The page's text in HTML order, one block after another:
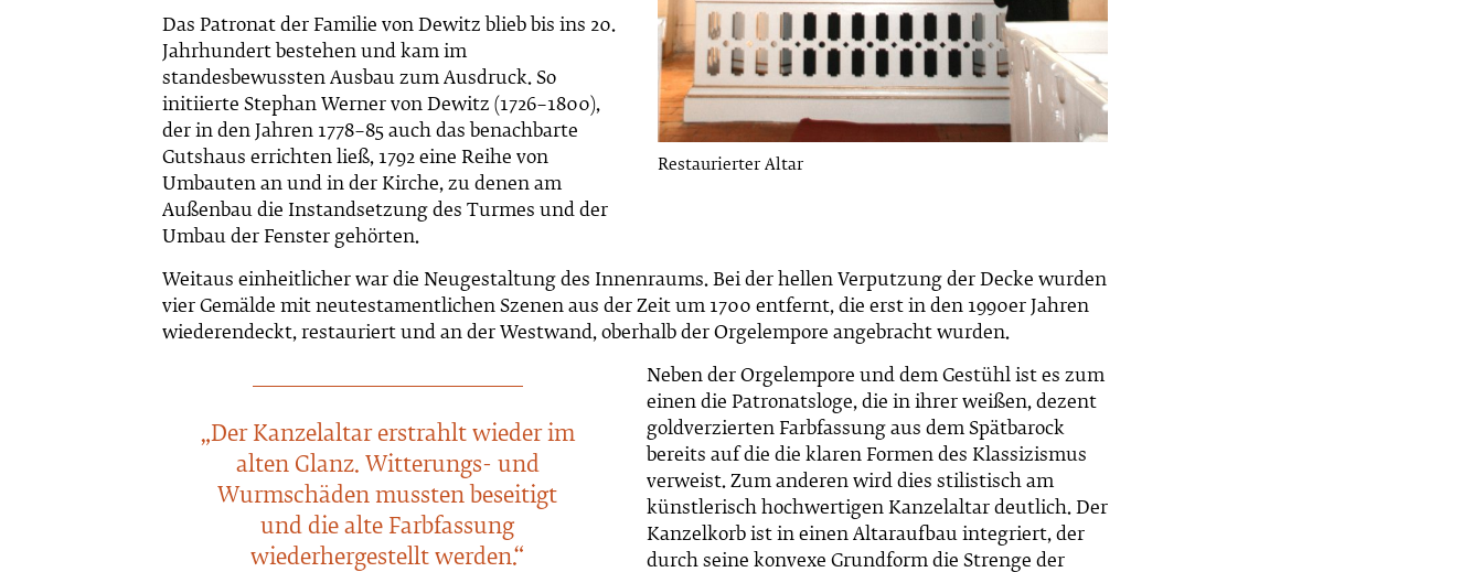
Restaurierter Altar
Das Patronat der Familie von Dewitz blieb bis ins 20.
Jahrhundert bestehen und kam im
standesbewussten Ausbau zum Ausdruck. So
initiierte Stephan Werner von Dewitz (1726–1800),
der in den Jahren 1778–85 auch das benachbarte
Gutshaus errichten ließ, 1792 eine Reihe von
Umbauten an und in der Kirche, zu denen am
Außenbau die Instandsetzung des Turmes und der
Umbau der Fenster gehörten.
Weitaus einheitlicher war die Neugestaltung des Innenraums. Bei der hellen Verputzung der Decke wurden
vier Gemälde mit neutestamentlichen Szenen aus der Zeit um 1700 entfernt, die erst in den 1990er Jahren
wiederendeckt, restauriert und an der Westwand, oberhalb der Orgelempore angebracht wurden.
„Der Kanzelaltar erstrahlt wieder im
alten Glanz. Witterungs- und
Wurmschäden mussten beseitigt
und die alte Farbfassung
wiederhergestellt werden.“
Neben der Orgelempore und dem Gestühl ist es zum
einen die Patronatsloge, die in ihrer weißen, dezent
goldverzierten Farbfassung aus dem Spätbarock
bereits auf die die klaren Formen des Klassizismus
verweist. Zum anderen wird dies stilistisch am
künstlerisch hochwertigen Kanzelaltar deutlich. Der
Kanzelkorb ist in einen Altaraufbau integriert, der
durch seine konvexe Grundform die Strenge der